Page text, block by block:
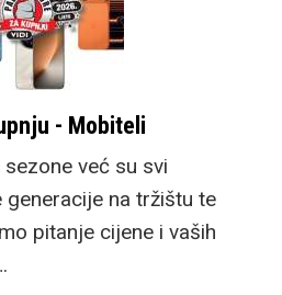
- Mobiteli
već su svi
generacije na tržištu te
pitanje cijene i vaših